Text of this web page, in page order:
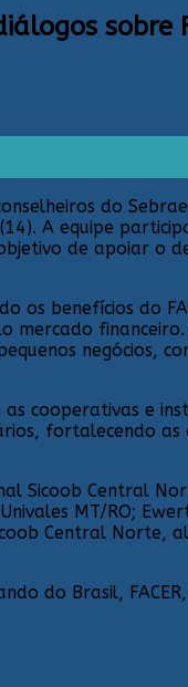
sobre
do
A equipe
de apoiar o
os benefícios do
mercado
negócios,
cooperativas e
fortalecendo as
Sicoob Central
MT/RO;
Central Norte,
do Brasil,